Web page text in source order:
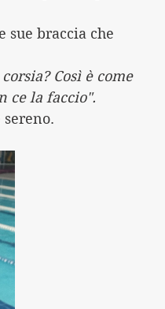
sue braccia che
Così è come
ce la faccio".